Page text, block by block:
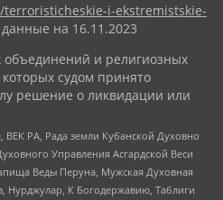
i-ekstremistskie-
данные на 16.11.2023
и религиозных
судом принято
решение о ликвидации или
ВЕК РА, Рада земли Кубанской Духовно
Управления Асгардской Веси
Веды Перуна, Мужская Духовная
Нурджулар, К Богодержавию, Таблиги